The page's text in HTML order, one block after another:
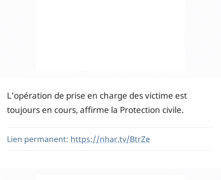
L’opération de prise en charge des victime est
toujours en cours, affirme la Protection civile.
Lien permanent: https://nhar.tv/BtrZe